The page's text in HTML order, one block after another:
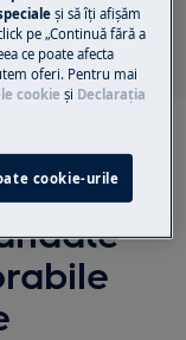
și să îţi afișăm
pe „Continuă fără a
ce poate afecta
oferi. Pentru mai
cookie și Declaraţia
cookie-urile